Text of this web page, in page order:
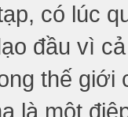
có lúc
đầu vì
thế giới
là một